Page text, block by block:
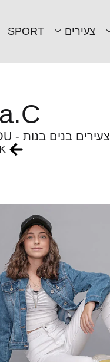
צעירים SPORT
צעירים בנים בנות - T4YOU סוכנות דוגמנות